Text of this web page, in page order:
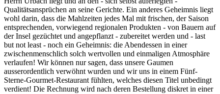
Qualitätsansprüchen an seine Gerichte. Ein anderes Geheimnis liegt
wohl darin, dass die Mahlzeiten jedes Mal mit frischen, der Saison
entsprechenden, vorwiegend regionalen Produkten - von Bauern auf
der Insel gezüchtet und angepflanzt - zubereitet werden und - last
but not least - noch ein Geheimnis: die Abendessen in einer
zwischenmenschlich solch wertvollen und einmaligen Atmosphäre
verlaufen! Wir können nur sagen, dass unsere Gaumen
ausserordentlich verwöhnt wurden und wir uns in einem Fünf-
Sterne-Gourmet-Restaurant fühlten, welches diesen Titel unbedingt
verdient! Die Rechnung wird nach deren Bestellung diskret in einer